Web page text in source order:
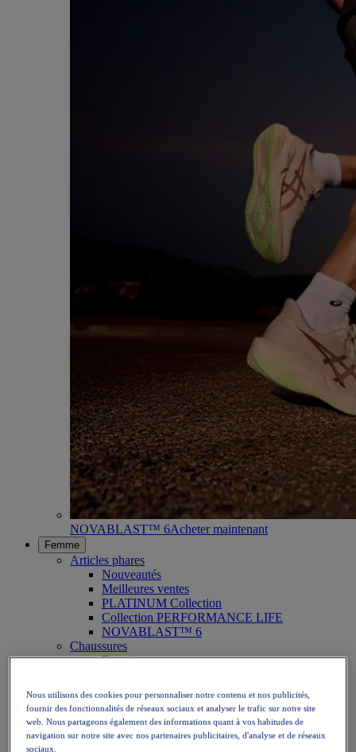
NOVABLAST™ 6Acheter maintenant
Femme
Articles phares
Nouveautés
Meilleures ventes
PLATINUM Collection
Collection PERFORMANCE LIFE
NOVABLAST™ 6
Chaussures
Running
Tennis
Volley
Handball
Padel
Nous utilisons des cookies pour personnaliser notre contenu et nos publicités,
fournir des fonctionnalités de réseaux sociaux et analyser le trafic sur notre site
web. Nous partageons également des informations quant à vos habitudes de
navigation sur notre site avec nos partenaires publicitaires, d'analyse et de réseaux
sociaux.